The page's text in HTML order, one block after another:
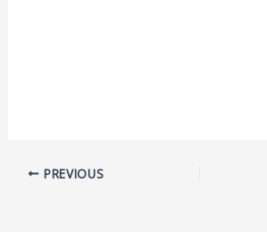
PREVIOUS